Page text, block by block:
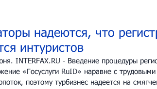
надеются, что
интуристов
INTERFAX.RU - Введение процедуры
«Госуслуги RuID» наравне с
поэтому турбизнес надеется на